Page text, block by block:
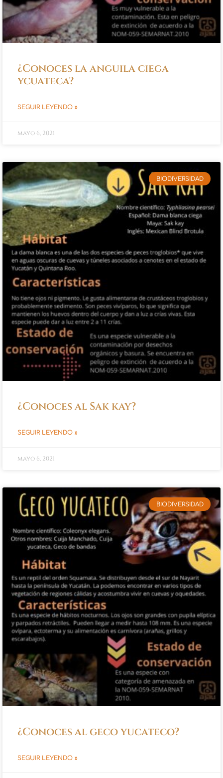
¿Conoces la anguila ciega
ycuateca?
SEGUIR LEYENDO »
mayo 6, 2021
BIODIVERSIDAD
¿Conoces al Sak kay?
SEGUIR LEYENDO »
mayo 6, 2021
BIODIVERSIDAD
¿Conoces al geco yucateco?
SEGUIR LEYENDO »